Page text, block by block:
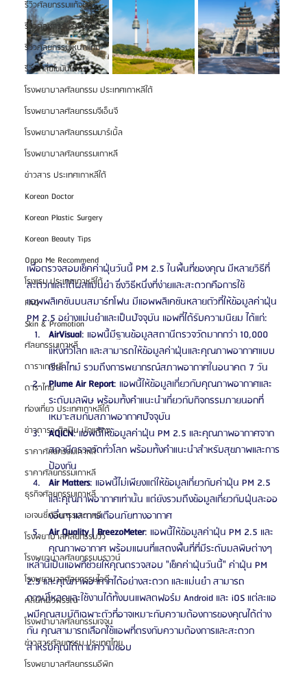
รีวิวศัลยกรรมแก้จมูก
รีวิวศัลยกรรมโครงหน้า
รีวิวศัลยกรรมโหนกแก้ม
รีวิวเกลี่ยไขมันใต้ตา
โรงพยาบาลศัลยกรรม ประเทศเกาหลีใต้
โรงพยาบาลศัลยกรรมจีเอ็นจี
โรงพยาบาลศัลยกรรมมาร์เบิ้ล
โรงพยาบาลศัลยกรรมเกาหลี
ข่าวสาร ประเทศเกาหลีใต้
Korean Doctor
Korean Plastic Surgery
Korean Beauty Tips
Oppa Me Recommend
โรงแรม ประเทศเกาหลีใต้
FAQ
Skin & Promotion
ศัลยกรรมเกาหลี
ดาราเกาหลี
ดาราไทย
ท่องเที่ยว ประเทศเกาหลีใต้
ข่าวดารา ศิลปิน นักแสดง
ราคาศัลยกรรมเกาหลี
ราคาศัลยกรรมเกาหลี
ธุรกิจศัลยกรรมเกาหลี
เอเจนซี่ศัลยกรรมเกาหลี
โรงพยาบาลศัลยกรรมวิว
โรงพยาบาลศัลยกรรมบราวน์
โรงพยาบาลศัลยกรรมไอดี
คลินิกผิวพรรณ
โรงพยาบาลศัลยกรรมเจจุน
ข่าวสารศัลยกรรม ประเทศไทย
โรงพยาบาลศัลยกรรมอีพิก
เพื่อตรวจสอบเช็คค่าฝุ่นวันนี้ PM 2.5 ในพื้นที่ของคุณ มีหลายวิธีที่
สะดวกและได้ผลแม่นยำ ซึ่งวิธีหนึ่งที่ง่ายและสะดวกคือการใช้
แอพพลิเคชันบนสมาร์ทโฟน มีแอพพลิเคชันหลายตัวที่ให้ข้อมูลค่าฝุ่น
PM 2.5 อย่างแม่นยำและเป็นปัจจุบัน แอพที่ได้รับความนิยม ได้แก่:
AirVisual: แอพนี้มีฐานข้อมูลสถานีตรวจวัดมากกว่า 10,000
แห่งทั่วโลก และสามารถให้ข้อมูลค่าฝุ่นและคุณภาพอากาศแบบ
เรียลไทม์ รวมถึงการพยากรณ์สภาพอากาศในอนาคต 7 วัน
Plume Air Report: แอพนี้ให้ข้อมูลเกี่ยวกับคุณภาพอากาศและ
ระดับมลพิษ พร้อมทั้งคำแนะนำเกี่ยวกับกิจกรรมภายนอกที่
เหมาะสมกับสภาพอากาศปัจจุบัน
AQICN: แอพนี้ให้ข้อมูลค่าฝุ่น PM 2.5 และคุณภาพอากาศจาก
สถานีตรวจวัดทั่วโลก พร้อมทั้งคำแนะนำสำหรับสุขภาพและการ
ป้องกัน
Air Matters: แอพนี้ไม่เพียงแต่ให้ข้อมูลเกี่ยวกับค่าฝุ่น PM 2.5
และคุณภาพอากาศเท่านั้น แต่ยังรวมถึงข้อมูลเกี่ยวกับฝุ่นละออ
งอื่นๆ และการเตือนภัยทางอากาศ
Air Quality | BreezoMeter: แอพนี้ให้ข้อมูลค่าฝุ่น PM 2.5 และ
คุณภาพอากาศ พร้อมแผนที่แสดงพื้นที่ที่มีระดับมลพิษต่างๆ
เหล่านี้เป็นแอพที่ช่วยให้คุณตรวจสอบ "เช็คค่าฝุ่นวันนี้" ค่าฝุ่น PM
2.5 และคุณภาพอากาศได้อย่างสะดวก และแม่นยำ สามารถ
ดาวน์โหลดและใช้งานได้ทั้งบนแพลตฟอร์ม Android และ iOS แต่ละแอ
พมีคุณสมบัติเฉพาะตัวที่อาจเหมาะกับความต้องการของคุณได้ต่าง
กัน คุณสามารถเลือกใช้แอพที่ตรงกับความต้องการและสะดวก
สำหรับคุณได้ตามความชอบ